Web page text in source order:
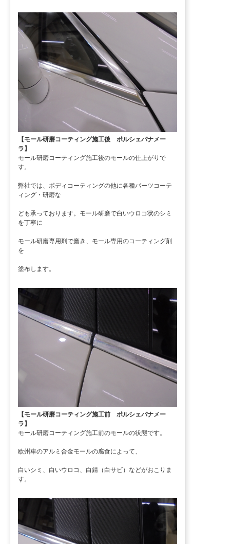
【モール研磨コーティング施工後 ポルシェパナメー
ラ】
モール研磨コーティング施工後のモールの仕上がりで
す。
弊社では、ボディコーティングの他に各種パーツコーテ
ィング・研磨な
ども承っております。モール研磨で白いウロコ状のシミ
を丁寧に
モール研磨専用剤で磨き、モール専用のコーティング剤
を
塗布します。
【モール研磨コーティング施工前 ポルシェパナメー
ラ】
モール研磨コーティング施工前のモールの状態です。
欧州車のアルミ合金モールの腐食によって、
白いシミ、白いウロコ、白錆（白サビ）などがおこりま
す。